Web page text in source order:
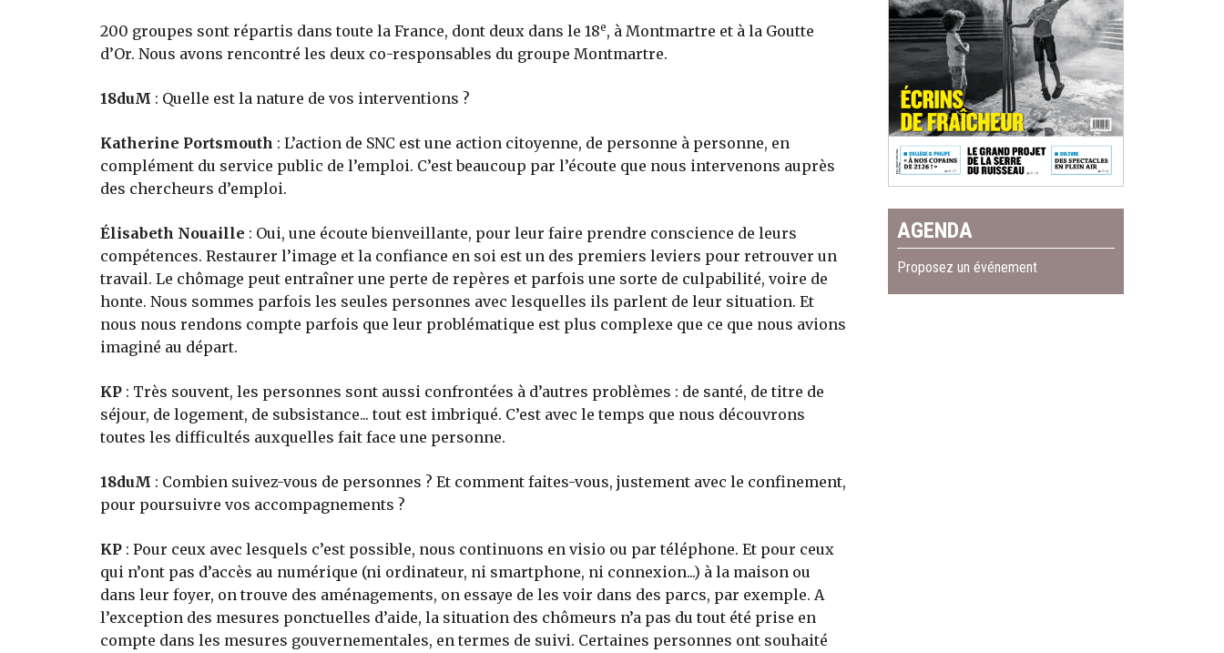
200 groupes sont répartis dans toute la France, dont deux dans le 18e, à Montmartre et à la Goutte
d’Or. Nous avons rencontré les deux co-responsables du groupe Montmartre.
18duM : Quelle est la nature de vos interventions ?
Katherine Portsmouth : L’action de SNC est une action citoyenne, de personne à personne, en
complément du service public de l’emploi. C’est beaucoup par l’écoute que nous intervenons auprès
des chercheurs d’emploi.
Élisabeth Nouaille : Oui, une écoute bienveillante, pour leur faire prendre conscience de leurs
compétences. Restaurer l’image et la confiance en soi est un des premiers leviers pour retrouver un
travail. Le chômage peut entraîner une perte de repères et parfois une sorte de culpabilité, voire de
honte. Nous sommes parfois les seules personnes avec lesquelles ils parlent de leur situation. Et
nous nous rendons compte parfois que leur problématique est plus complexe que ce que nous avions
imaginé au départ.
KP : Très souvent, les personnes sont aussi confrontées à d’autres problèmes : de santé, de titre de
séjour, de logement, de subsistance... tout est imbriqué. C’est avec le temps que nous découvrons
toutes les difficultés auxquelles fait face une personne.
18duM : Combien suivez-vous de personnes ? Et comment faites-vous, justement avec le confinement,
pour poursuivre vos accompagnements ?
KP : Pour ceux avec lesquels c’est possible, nous continuons en visio ou par téléphone. Et pour ceux
qui n’ont pas d’accès au numérique (ni ordinateur, ni smartphone, ni connexion...) à la maison ou
dans leur foyer, on trouve des aménagements, on essaye de les voir dans des parcs, par exemple. A
l’exception des mesures ponctuelles d’aide, la situation des chômeurs n’a pas du tout été prise en
compte dans les mesures gouvernementales, en termes de suivi. Certaines personnes ont souhaité
AGENDA
Proposez un événement